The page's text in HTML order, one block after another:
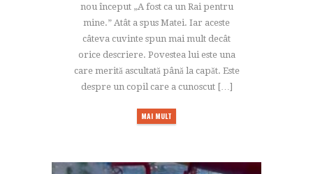
nou început „A fost ca un Rai pentru
mine.” Atât a spus Matei. Iar aceste
câteva cuvinte spun mai mult decât
orice descriere. Povestea lui este una
care merită ascultată până la capăt. Este
despre un copil care a cunoscut […]
MAI MULT